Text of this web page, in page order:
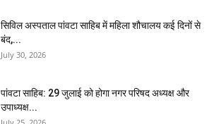
सिविल अस्पताल पांवटा साहिब में महिला शौचालय कई दिनों से
बंद,...
July 30, 2026
पांवटा साहिब: 29 जुलाई को होगा नगर परिषद अध्यक्ष और
उपाध्यक्ष...